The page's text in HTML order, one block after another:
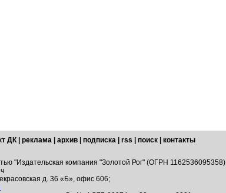
ДК реклама архив подписка rss поиск
контакты
"Издательская компания "Золотой Рог" (ОГРН 1162536095358)
д. 36 «Б», офис 606;